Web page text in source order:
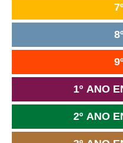
1º ANO
2º ANO